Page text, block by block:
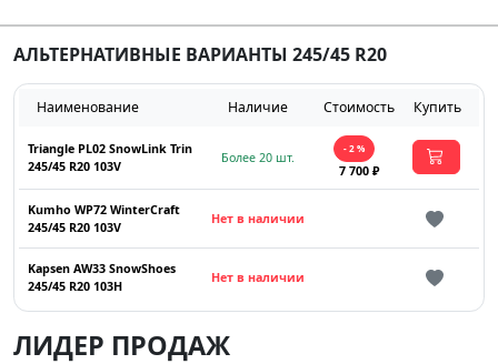
АЛЬТЕРНАТИВНЫЕ ВАРИАНТЫ 245/45 R20
Наименование Наличие Стоимость Купить
Triangle PL02 SnowLink Trin
245/45 R20 103V
Более 20 шт.
- 2 %
7 700 ₽
Kumho WP72 WinterCraft
245/45 R20 103V
Нет в наличии
Kapsen AW33 SnowShoes
245/45 R20 103H
Нет в наличии
ЛИДЕР ПРОДАЖ